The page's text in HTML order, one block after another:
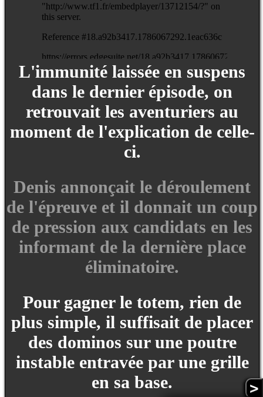
>
L'immunité laissée en suspens
dans le dernier épisode, on
retrouvait les aventuriers au
moment de l'explication de celle-
ci.
Denis annonçait le déroulement
de l'épreuve et il donnait un coup
de pression aux candidats en les
informant de la dernière place
éliminatoire.
Pour gagner le totem, rien de
plus simple, il suffisait de placer
des dominos sur une poutre
instable entravée par une grille
en sa base.